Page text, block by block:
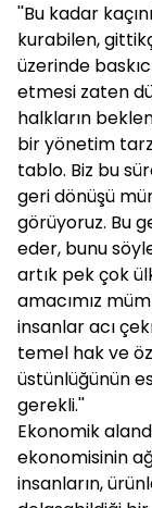
''Bu kadar
kurabilen,
üzerinde
etmesi zaten
halkların
bir yönetim
tablo. Biz bu
geri dönüşü
görüyoruz. Bu
eder, bunu
artık pek çok
amacımız
insanlar acı
temel hak ve
üstünlüğünün
gerekli.''
Ekonomik
ekonomisinin
insanların,